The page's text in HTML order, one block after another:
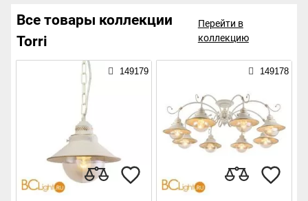
Все товары коллекции
Torri
Перейти в
коллекцию
149179 149178